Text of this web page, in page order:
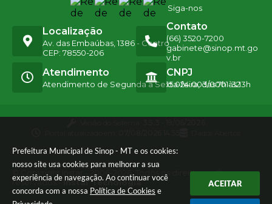
Prefeitura Municipal de Sinop - MT e os cookies:
nosso site usa cookies para melhorar a sua
experiência de navegação. Ao continuar você
concorda com a nossa Política de Cookies e
ACEITAR
Siga-nos
Localização
Av. das Embaúbas, 1386 - Centro
CEP: 78550-206
Contato
(66) 3520-7200
gabinete@sinop.mt.go
v.br
Atendimento
Atendimento de Segunda a Sexta-feira, das 7h às 13h
CNPJ
15.024.003/0001-32
© Copyright Instar - 2006-2026. Todos os direitos
reservados - Instar Tecnologia